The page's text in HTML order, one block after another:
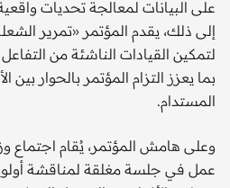
على البيانات لمعالجة تحديات
إلى ذلك، يقدم المؤتمر «تمرير
لتمكين القيادات الناشئة من
بما يعزز التزام المؤتمر بالحوار بين
المستدام.
عمل في جلسة مغلقة لمناقشة